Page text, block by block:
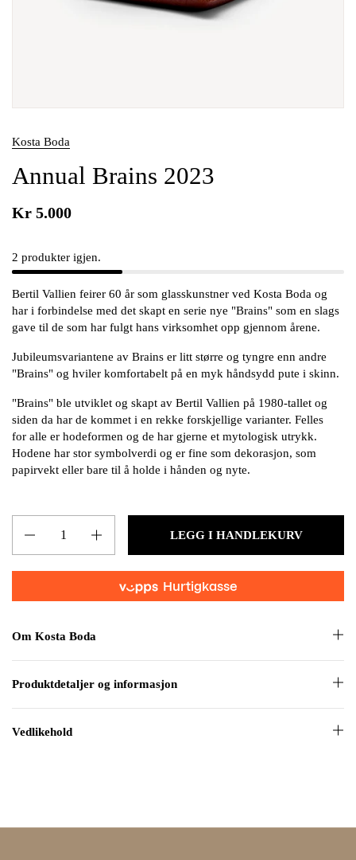
Kosta Boda
Annual Brains 2023
Kr 5.000
2 produkter igjen.
Bertil Vallien feirer 60 år som glasskunstner ved Kosta Boda og
har i forbindelse med det skapt en serie nye "Brains" som en slags
gave til de som har fulgt hans virksomhet opp gjennom årene.
Jubileumsvariantene av Brains er litt større og tyngre enn andre
"Brains" og hviler komfortabelt på en myk håndsydd pute i skinn.
"Brains" ble utviklet og skapt av Bertil Vallien på 1980-tallet og
siden da har de kommet i en rekke forskjellige varianter. Felles
for alle er hodeformen og de har gjerne et mytologisk utrykk.
Hodene har stor symbolverdi og er fine som dekorasjon, som
papirvekt eller bare til å holde i hånden og nyte.
LEGG I HANDLEKURV
Om Kosta Boda
Produktdetaljer og informasjon
Vedlikehold